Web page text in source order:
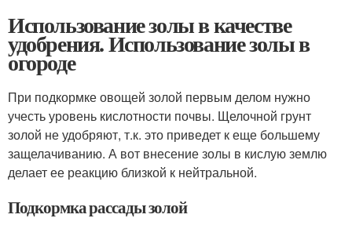
Использование золы в качестве
удобрения. Использование золы в
огороде
При подкормке овощей золой первым делом нужно
учесть уровень кислотности почвы. Щелочной грунт
золой не удобряют, т.к. это приведет к еще большему
защелачиванию. А вот внесение золы в кислую землю
делает ее реакцию близкой к нейтральной.
Подкормка рассады золой